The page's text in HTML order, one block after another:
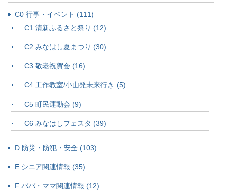
C0 行事・イベント (111)
C1 清新ふるさと祭り (12)
C2 みなはし夏まつり (30)
C3 敬老祝賀会 (16)
C4 工作教室/小山発未来行き (5)
C5 町民運動会 (9)
C6 みなはしフェスタ (39)
D 防災・防犯・安全 (103)
E シニア関連情報 (35)
F パパ・ママ関連情報 (12)